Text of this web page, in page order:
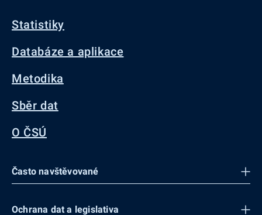
Statistiky
Databáze a aplikace
Metodika
Sběr dat
O ČSÚ
Často navštěvované
Ochrana dat a legislativa